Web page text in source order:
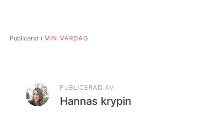
Publicerat i MIN VARDAG
PUBLICERAD AV
Hannas krypin